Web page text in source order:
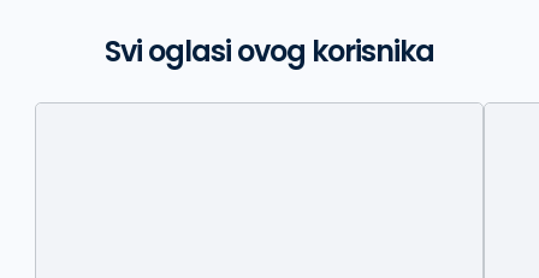
Svi oglasi ovog korisnika